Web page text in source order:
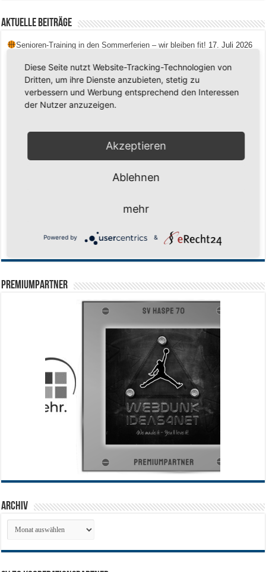
Aktuelle Beiträge
Senioren-Training in den Sommerferien – wir bleiben fit! 17. Juli 2026
Schuljahr geschafft – Sommerferien, wir kommen! 17. Juli 2026
Team LOCO Germany wird Vize-Europameister 2026 9. Juli 2026
Reise nach Berlin – 4 Talente aus Hagener Vereinen mit dem WBV
unterwegs 18. Juni 2026
Regionalliga-Meister SV Haspe 70 12. Mai 2026
11. Mai 2026
Mission Titelverteidigung: LOCO Express greift nach dem fünften Titel in
Finale, Teil 2: Alle ins Hasper Ufo 6. Mai 2026
PREMIUMPARTNER
Archiv
Archiv
Diese Seite nutzt Website-Tracking-Technologien von
Dritten, um ihre Dienste anzubieten, stetig zu
verbessern und Werbung entsprechend den Interessen
der Nutzer anzuzeigen.
Akzeptieren
Ablehnen
mehr
Powered by &